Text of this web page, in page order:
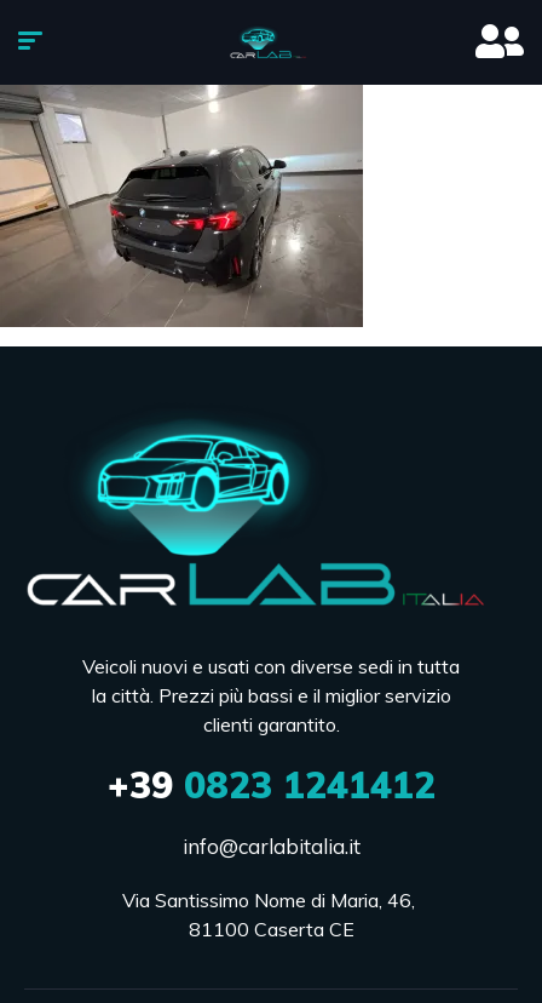
Veicoli nuovi e usati con diverse sedi in tutta
la città. Prezzi più bassi e il miglior servizio
clienti garantito.
+390823 1241412
info@carlabitalia.it
Via Santissimo Nome di Maria, 46,
81100 Caserta CE